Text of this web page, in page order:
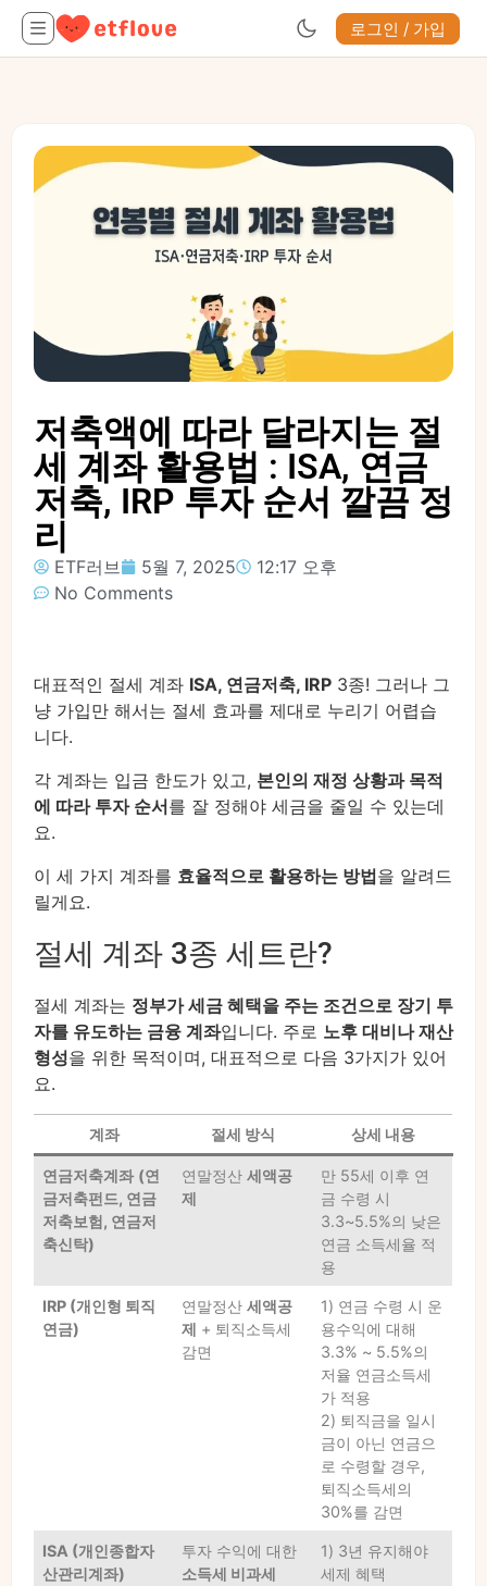
로그인 / 가입
저축액에 따라 달라지는 절
세 계좌 활용법 : ISA, 연금
저축, IRP 투자 순서 깔끔 정
리
ETF러브 5월 7, 2025
12:17 오후
No Comments
대표적인 절세 계좌 ISA, 연금저축, IRP 3종! 그러나 그
냥 가입만 해서는 절세 효과를 제대로 누리기 어렵습
니다.
각 계좌는 입금 한도가 있고, 본인의 재정 상황과 목적
에 따라 투자 순서를 잘 정해야 세금을 줄일 수 있는데
요.
이 세 가지 계좌를 효율적으로 활용하는 방법을 알려드
릴게요.
절세 계좌 3종 세트란?
절세 계좌는 정부가 세금 혜택을 주는 조건으로 장기 투
자를 유도하는 금융 계좌입니다. 주로 노후 대비나 재산
형성을 위한 목적이며, 대표적으로 다음 3가지가 있어
요.
계좌 절세 방식 상세 내용
연금저축계좌 (연
금저축펀드, 연금
저축보험, 연금저
축신탁)
연말정산세액공
제
만 55세 이후 연
금 수령 시
3.3~5.5%의 낮은
연금 소득세율 적
용
IRP (개인형 퇴직
연금)
연말정산세액공
제 + 퇴직소득세
감면
1) 연금 수령 시 운
용수익에 대해
3.3% ~ 5.5%의
저율 연금소득세
가 적용
2) 퇴직금을 일시
금이 아닌 연금으
로 수령할 경우,
퇴직소득세의
30%를 감면
ISA (개인종합자
산관리계좌)
투자 수익에 대한
소득세 비과세
1) 3년 유지해야
세제 혜택